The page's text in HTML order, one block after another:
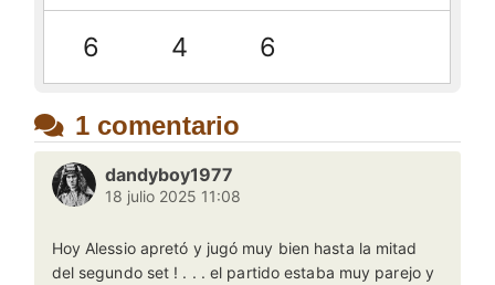
6 4 6
1 comentario
dandyboy1977
18 julio 2025 11:08
Hoy Alessio apretó y jugó muy bien hasta la mitad
del segundo set ! . . . el partido estaba muy parejo y